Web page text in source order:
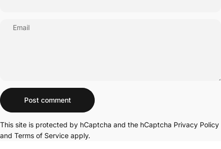
Email
Message
Post comment
This site is protected by hCaptcha and the hCaptcha Privacy Policy
and Terms of Service apply.